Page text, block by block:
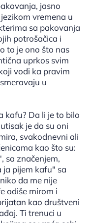
jasno
vremena u
sa pakovanja
potrošačica i
to je ono što nas
uprkos svim
vodi ka pravim
u
kafu? Da li je to bilo
je da su oni
svakodnevni ali
kao što su:
sa značenjem,
ja pijem kafu" sa
da me nije
odiše mirom i
kao društveni
Ti trenuci u